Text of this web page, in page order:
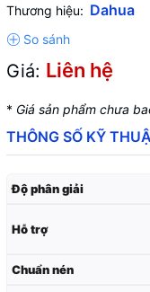
Thương hiệu: Dahua
Giá: Liên hệ
* Giá sản phẩm chưa
THÔNG SỐ KỸ
Độ phân giải
Hỗ trợ
Chuẩn nén